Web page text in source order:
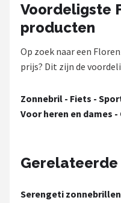
Maesy
Serengeti
Alle merken →
Voordeligste
producten
Op zoek naar een
prijs? Dit zijn de
Zonnebril - Fiets -
Voor heren en dames
Serengeti